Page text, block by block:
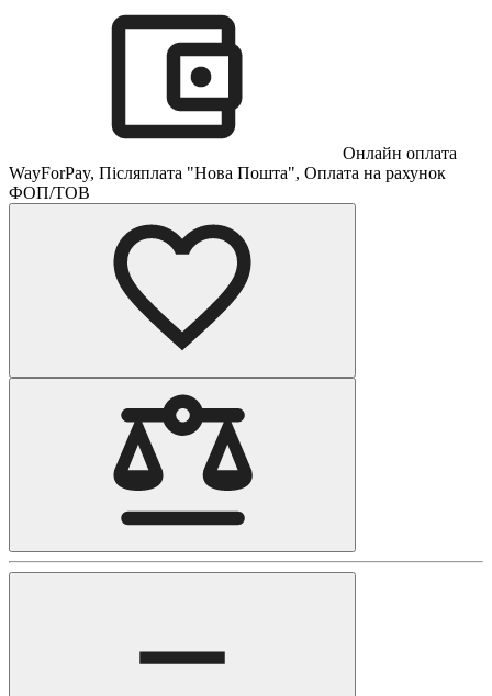
Онлайн оплата
WayForPay, Післяплата "Нова Пошта", Оплата на рахунок
ФОП/ТОВ